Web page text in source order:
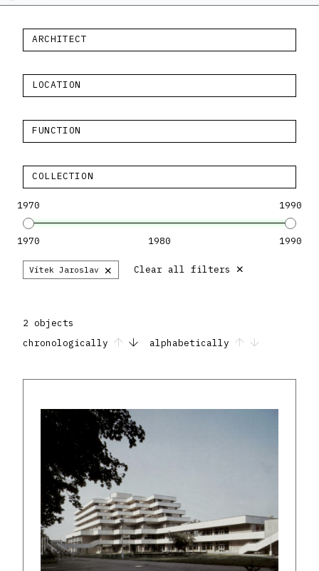
ARCHITECT
LOCATION
FUNCTION
COLLECTION
1970 1990
1970 1980 1990
Vítek Jaroslav × Clear all filters ×
2 objects
chronologically
alphabetically